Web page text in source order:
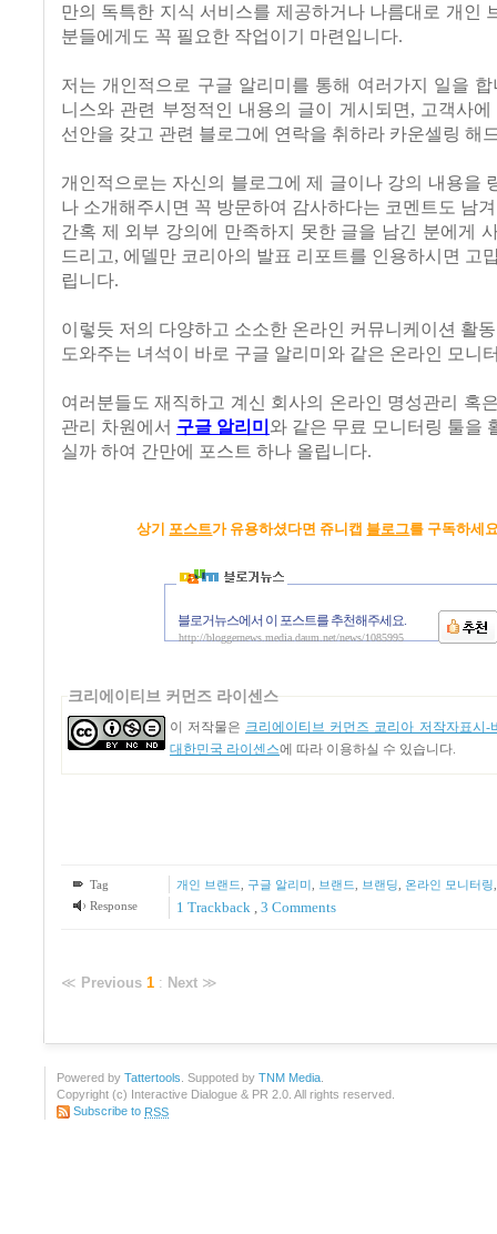
만의 독특한 지식 서비스를 제공하거나 나름대로 개인
분들에게도 꼭 필요한 작업이기 마련입니다.
저는 개인적으로 구글 알리미를 통해 여러가지 일을
니스와 관련 부정적인 내용의 글이 게시되면, 고객사
선안을 갖고 관련 블로그에 연락을 취하라 카운셀링 해
개인적으로는 자신의 블로그에 제 글이나 강의 내용을
나 소개해주시면 꼭 방문하여 감사하다는 코멘트도 남
간혹 제 외부 강의에 만족하지 못한 글을 남긴 분에게
드리고, 에델만 코리아의 발표 리포트를 인용하시면 고
립니다.
이렇듯 저의 다양하고 소소한 온라인 커뮤니케이션 활
도와주는 녀석이 바로 구글 알리미와 같은 온라인 모니
여러분들도 재직하고 계신 회사의 온라인 명성관리 혹
관리 차원에서 구글 알리미 와 같은 무료 모니터링 툴을
실까 하여 간만에 포스트 하나 올립니다.
상기 포스트가 유용하셨다면 쥬니캡 블로그를 구독하세
블로거뉴스에서 이 포스트를 추천해주세요.
http://bloggernews.media.daum.net/news/1085995
크리에이티브 커먼즈 라이센스
이 저작물은 크리에이티브 커먼즈 코리아 저작자표시-
대한민국 라이센스에 따라 이용하실 수 있습니다.
Tag 개인 브랜드 구글 알리미 브랜드 브랜딩 온라인 모니터링
Response
1 Trackback , 3 Comments
≪ Previous 1 : Next ≫
Powered by Tattertools . Suppoted by TNM Media
Copyright (c) Interactive Dialogue & PR 2.0. All rights reserved.
Subscribe to RSS